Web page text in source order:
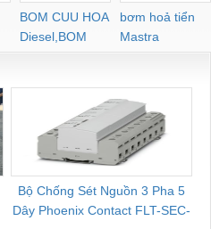
BOM CUU HOA
Diesel,BOM
CHUA CHAY
bơm hoả tiển
Mastra
Bộ Chống Sét Nguồn 3 Pha 5
Dây Phoenix Contact FLT-SEC-